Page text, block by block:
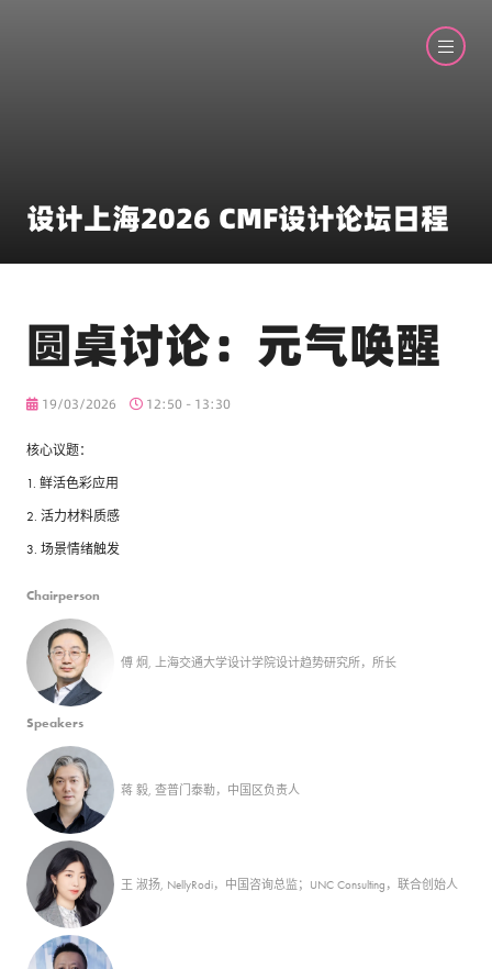
设计上海2026 CMF设计论坛日程
圆桌讨论：元气唤醒
19/03/2026 12:50 - 13:30
核心议题：
1. 鲜活色彩应用
2. 活力材料质感
3. 场景情绪触发
Chairperson
傅 炯, 上海交通大学设计学院设计趋势研究所，所长
Speakers
蒋 毅, 查普门泰勒，中国区负责人
王 淑扬, NellyRodi，中国咨询总监；UNC Consulting，联合创始人